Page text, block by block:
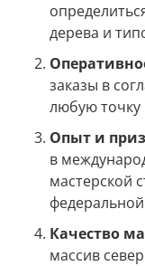
дерева и
заказы в
любую точку
Опыт и
в
мастерской
Качество
массив